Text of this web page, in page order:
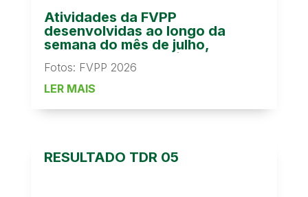
Atividades da FVPP
desenvolvidas ao longo da
semana do mês de julho,
promovendo assistência
técnica, fortalecimento da
agricultura familiar,
capacitações e o
Fotos: FVPP 2026
LER MAIS
RESULTADO TDR 05